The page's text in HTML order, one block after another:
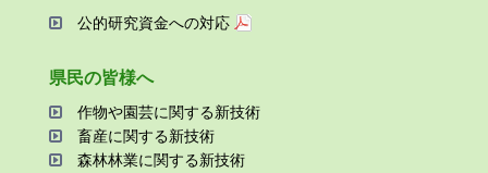
公的研究資金への対応
県⺠の皆様へ
作物や園芸に関する新技術
畜産に関する新技術
森林林業に関する新技術